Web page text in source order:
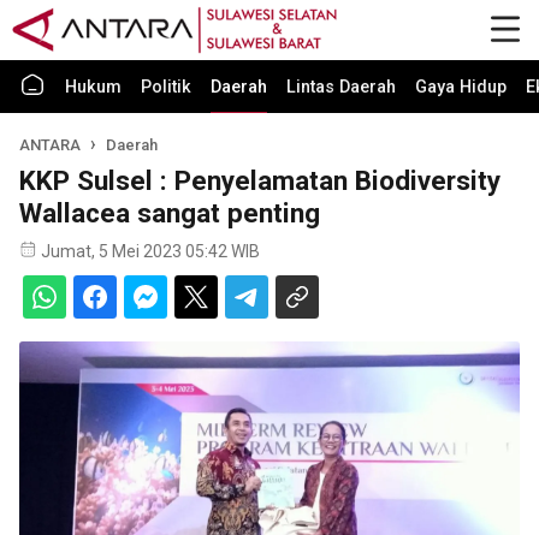
Hukum Politik Daerah Lintas Daerah Gaya Hidup
ANTARA Daerah
KKP Sulsel : Penyelamatan Biodiversity
Wallacea sangat penting
Jumat, 5 Mei 2023 05:42 WIB